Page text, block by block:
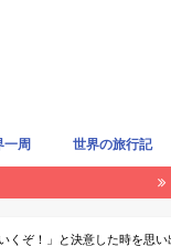
一周 世界の旅行記
くぞ！」と決意した時を思い